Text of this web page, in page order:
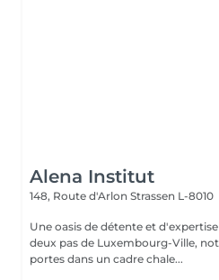
Alena Institut
148, Route d'Arlon Strassen L-8010
Une oasis de détente et d'expertise
deux pas de Luxembourg-Ville,
portes dans un cadre chale...